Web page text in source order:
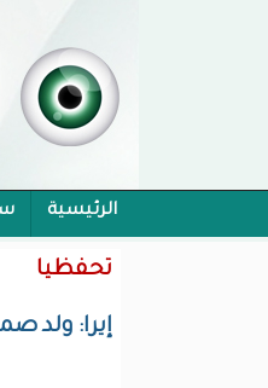
الرئيسية
محام:قانون
تحفظيا
إيرا: ولد